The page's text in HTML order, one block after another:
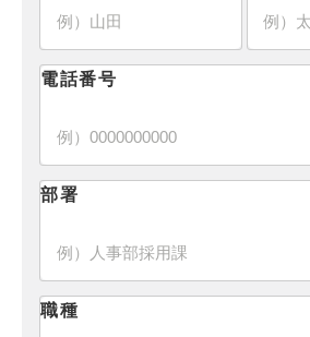
電話番号
部署
職種